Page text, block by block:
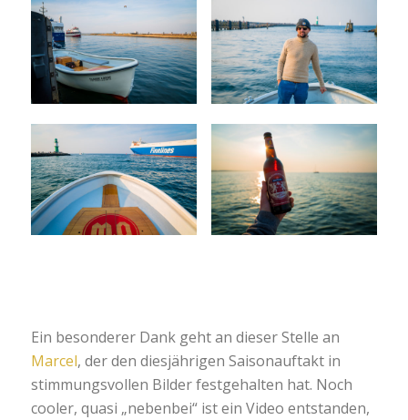
Ein besonderer Dank geht an dieser Stelle an
Marcel, der den diesjährigen Saisonauftakt in
stimmungsvollen Bilder festgehalten hat. Noch
cooler, quasi „nebenbei“ ist ein Video entstanden,